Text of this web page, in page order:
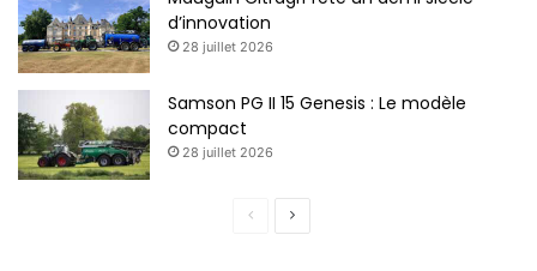
d’innovation
28 juillet 2026
Samson PG II 15 Genesis : Le modèle
compact
28 juillet 2026
Page
Page